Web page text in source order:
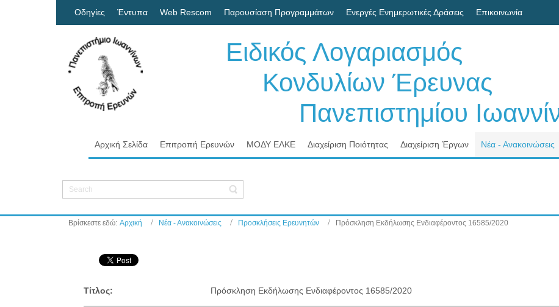
Οδηγίες Έντυπα Web Rescom Παρουσίαση Προγραμμάτων Ενεργές Ενημερωτικές Δράσεις Επικοινωνία
Ειδικός Λογαριασμός
Κονδυλίων Έρευνας
Πανεπιστημίου
Αρχική Σελίδα Επιτροπή Ερευνών ΜΟΔΥ ΕΛΚΕ Διαχείριση Ποιότητας Διαχείριση Έργων Νέα - Ανακοινώσεις
Βρίσκεστε εδώ: Αρχική Νέα - Ανακοινώσεις Προσκλήσεις Ερευνητών Πρόσκληση Εκδήλωσης Ενδιαφέροντος 16585/2020
Τίτλος: Πρόσκληση Εκδήλωσης Ενδιαφέροντος 16585/2020